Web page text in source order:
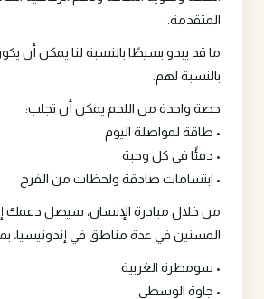
المتقدمة.
ما قد يبدو بسيطًا بالنسبة لنا يمكن أن
بالنسبة لهم.
حصة واحدة من اللحم يمكن أن تجلب:
• طاقة لمواصلة اليوم
• دفئًا في كل وجبة
• ابتسامات صادقة ولحظات من الفرح
من خلال مبادرة الإنسان، سيصل دعمك
المسنين في عدة مناطق في إندونيسيا،
• سومطرة الغربية
• جاوة الوسطى